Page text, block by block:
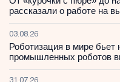
рассказали о работе на
03.08.26
Роботизация в мире
промышленных роботов